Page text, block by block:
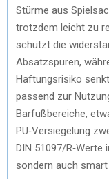
Stürme aus
trotzdem leicht zu
schützt die
Absatzspuren,
Haftungsrisiko
passend zur
Barfußbereiche,
PU‑Versiegelung
DIN 51097/
sondern auch